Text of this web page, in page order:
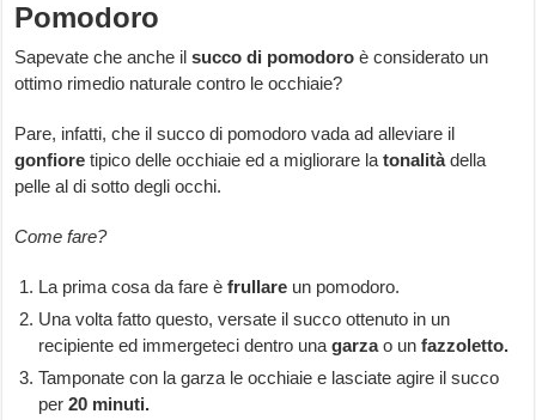
Pomodoro
Sapevate che anche il succo di pomodoro è considerato un
ottimo rimedio naturale contro le occhiaie?
Pare, infatti, che il succo di pomodoro vada ad alleviare il
gonfiore tipico delle occhiaie ed a migliorare la tonalitàdella
pelle al di sotto degli occhi.
Come fare?
La prima cosa da fare è frullare un pomodoro.
Una volta fatto questo, versate il succo ottenuto in un
recipiente ed immergeteci dentro unagarzao unfazzoletto.
Tamponate con la garza le occhiaie e lasciate agire il succo
per 20 minuti.